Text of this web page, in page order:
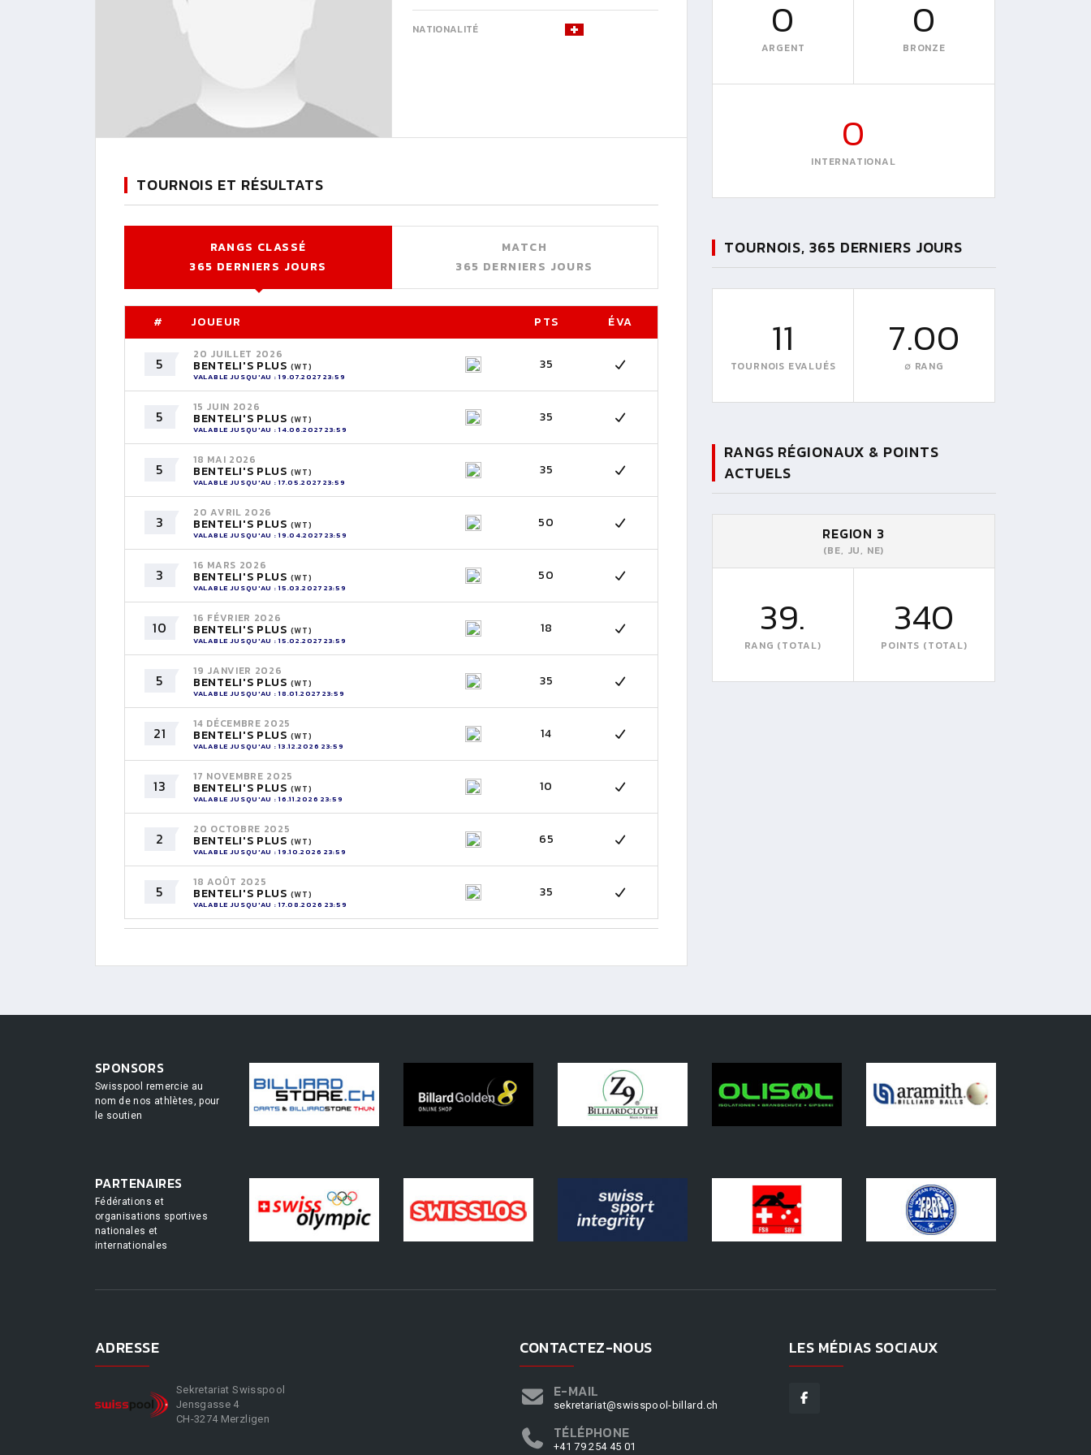
NATIONALITÉ
TOURNOIS ET RÉSULTATS
RANGS CLASSÉ
365 DERNIERS JOURS
MATCH
365 DERNIERS JOURS
# JOUEUR PTS ÉVA
5
20 JUILLET 2026
BENTELI'S PLUS (WT)
VALABLE JUSQU'AU : 19.07.2027 23:59
35
5
15 JUIN 2026
BENTELI'S PLUS (WT)
VALABLE JUSQU'AU : 14.06.2027 23:59
35
5
18 MAI 2026
BENTELI'S PLUS (WT)
VALABLE JUSQU'AU : 17.05.2027 23:59
35
3
20 AVRIL 2026
BENTELI'S PLUS (WT)
VALABLE JUSQU'AU : 19.04.2027 23:59
50
3
16 MARS 2026
BENTELI'S PLUS (WT)
VALABLE JUSQU'AU : 15.03.2027 23:59
50
10
16 FÉVRIER 2026
BENTELI'S PLUS (WT)
VALABLE JUSQU'AU : 15.02.2027 23:59
18
5
19 JANVIER 2026
BENTELI'S PLUS (WT)
VALABLE JUSQU'AU : 18.01.2027 23:59
35
21
14 DÉCEMBRE 2025
BENTELI'S PLUS (WT)
VALABLE JUSQU'AU : 13.12.2026 23:59
14
13
17 NOVEMBRE 2025
BENTELI'S PLUS (WT)
VALABLE JUSQU'AU : 16.11.2026 23:59
10
2
20 OCTOBRE 2025
BENTELI'S PLUS (WT)
VALABLE JUSQU'AU : 19.10.2026 23:59
65
5
18 AOÛT 2025
BENTELI'S PLUS (WT)
VALABLE JUSQU'AU : 17.08.2026 23:59
35
0
ARGENT
0
BRONZE
0
INTERNATIONAL
TOURNOIS, 365 DERNIERS JOURS
11
TOURNOIS EVALUÉS
7.00
∅ RANG
RANGS RÉGIONAUX & POINTS
ACTUELS
REGION 3
(BE, JU, NE)
39.
RANG (TOTAL)
340
POINTS (TOTAL)
SPONSORS
Swisspool remercie au
nom de nos athlètes, pour
le soutien
PARTENAIRES
Fédérations et
organisations sportives
nationales et
internationales
ADRESSE
Sekretariat Swisspool
Jensgasse 4
CH-3274 Merzligen
CONTACTEZ-NOUS
E-MAIL
sekretariat@swisspool-billard.ch
TÉLÉPHONE
+41 79 254 45 01
LES MÉDIAS SOCIAUX